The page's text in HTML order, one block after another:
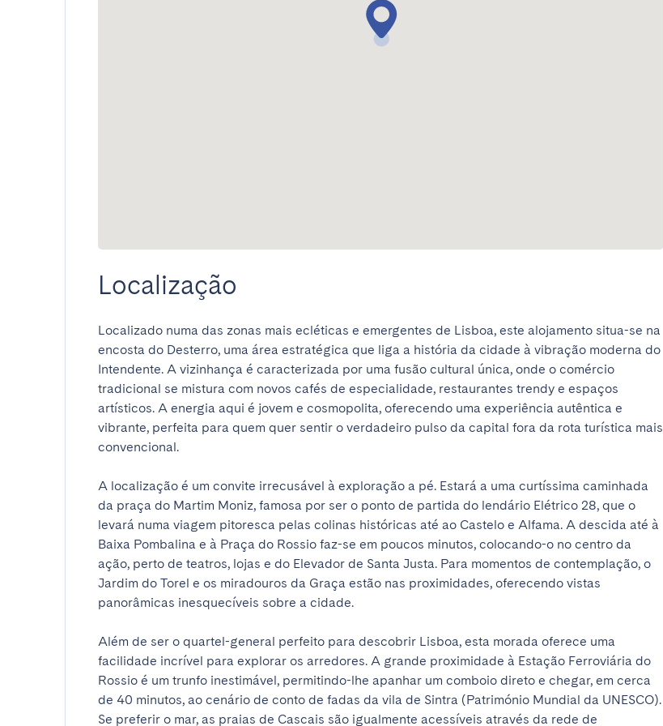
Localização
Localizado numa das zonas mais ecléticas e emergentes de Lisboa, este alojamento situa-se na
encosta do Desterro, uma área estratégica que liga a história da cidade à vibração moderna do
Intendente. A vizinhança é caracterizada por uma fusão cultural única, onde o comércio
tradicional se mistura com novos cafés de especialidade, restaurantes trendy e espaços
artísticos. A energia aqui é jovem e cosmopolita, oferecendo uma experiência autêntica e
vibrante, perfeita para quem quer sentir o verdadeiro pulso da capital fora da rota turística mais
convencional.
A localização é um convite irrecusável à exploração a pé. Estará a uma curtíssima caminhada
da praça do Martim Moniz, famosa por ser o ponto de partida do lendário Elétrico 28, que o
levará numa viagem pitoresca pelas colinas históricas até ao Castelo e Alfama. A descida até à
Baixa Pombalina e à Praça do Rossio faz-se em poucos minutos, colocando-o no centro da
ação, perto de teatros, lojas e do Elevador de Santa Justa. Para momentos de contemplação, o
Jardim do Torel e os miradouros da Graça estão nas proximidades, oferecendo vistas
panorâmicas inesquecíveis sobre a cidade.
Além de ser o quartel-general perfeito para descobrir Lisboa, esta morada oferece uma
facilidade incrível para explorar os arredores. A grande proximidade à Estação Ferroviária do
Rossio é um trunfo inestimável, permitindo-lhe apanhar um comboio direto e chegar, em cerca
de 40 minutos, ao cenário de conto de fadas da vila de Sintra (Património Mundial da UNESCO).
Se preferir o mar, as praias de Cascais são igualmente acessíveis através da rede de